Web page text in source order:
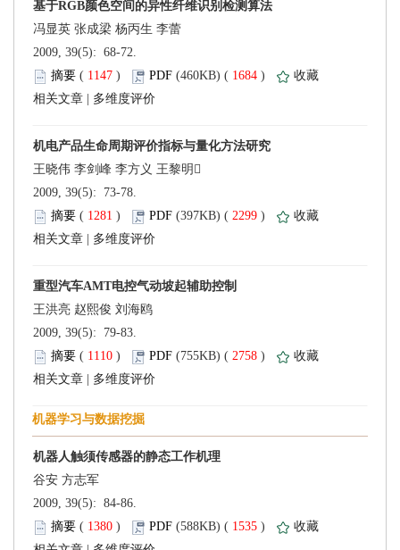
2009, 39(5): 68-72.
(
) 1684 )
2009, 39(5): 73-78.
(
) 2299 )
2009, 39(5): 79-83.
(
) 2758 )
2009, 39(5): 84-86.
(
) 1535 )